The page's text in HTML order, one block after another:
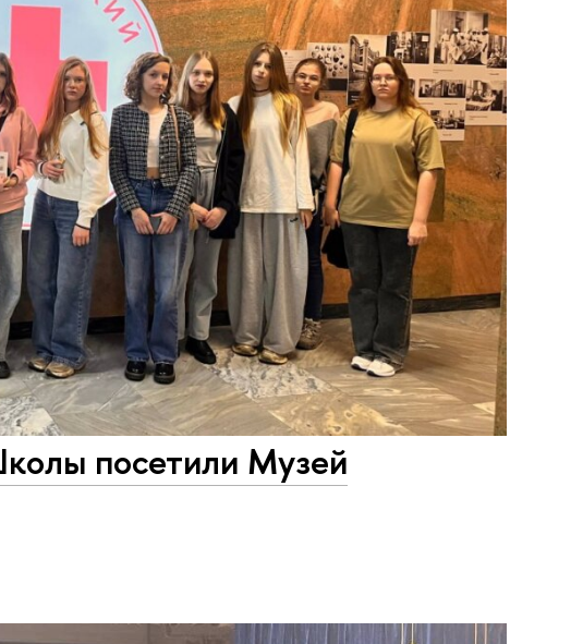
посетили Музей